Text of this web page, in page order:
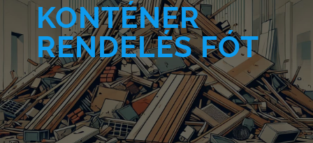
KONTÉNER
RENDELÉS FÓT